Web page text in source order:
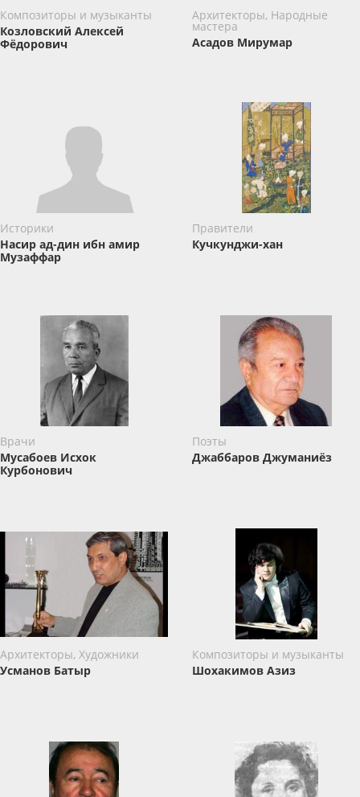
Композиторы и музыканты
Козловский Алексей
Фёдорович
Архитекторы, Народные
мастера
Асадов Мирумар
Историки
Насир ад-дин ибн амир
Музаффар
Правители
Кучкунджи-хан
Врачи
Мусабоев Исхок
Курбонович
Поэты
Джаббаров Джуманиёз
Архитекторы, Художники
Усманов Батыр
Композиторы и музыканты
Шохакимов Азиз